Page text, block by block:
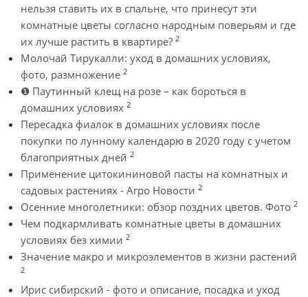
нельзя ставить их в спальне, что принесут эти
комнатные цветы согласно народным поверьям и где
их лучше растить в квартире? 2
Молочай Тирукалли: уход в домашних условиях,
фото, размножение 2
❶ Паутинный клещ на розе – как бороться в
домашних условиях 2
Пересадка фиалок в домашних условиях после
покупки по лунному календарю в 2020 году с учетом
благоприятных дней 2
Применение цитокининовой пасты на комнатных и
садовых растениях - Агро Новости 2
Осенние многолетники: обзор поздних цветов. Фото 2
Чем подкармливать комнатные цветы в домашних
условиях без химии 2
Значение макро и микроэлементов в жизни растений
2
Ирис сибирский - фото и описание, посадка и уход